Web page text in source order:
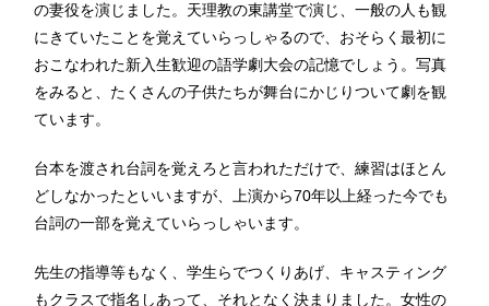
の妻役を演じました。天理教の東講堂で演じ、一般の人も観
にきていたことを覚えていらっしゃるので、おそらく最初に
おこなわれた新入生歓迎の語学劇大会の記憶でしょう。写真
をみると、たくさんの子供たちが舞台にかじりついて劇を観
ています。
台本を渡され台詞を覚えろと言われただけで、練習はほとん
どしなかったといいますが、上演から70年以上経った今でも
台詞の一部を覚えていらっしゃいます。
先生の指導等もなく、学生らでつくりあげ、キャスティング
もクラスで指名しあって、それとなく決まりました。女性の